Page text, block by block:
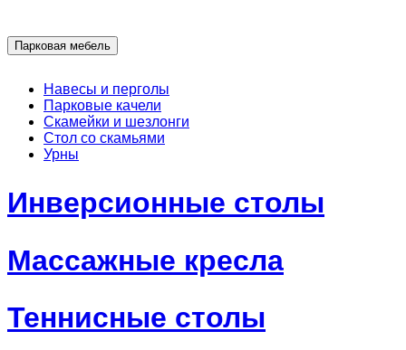
Парковая мебель
Навесы и перголы
Парковые качели
Скамейки и шезлонги
Стол со скамьями
Урны
Инверсионные столы
Массажные кресла
Теннисные столы